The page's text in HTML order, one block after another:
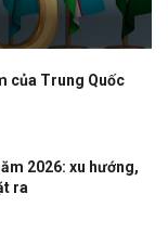
của Trung Quốc
2026: xu hướng,
ra